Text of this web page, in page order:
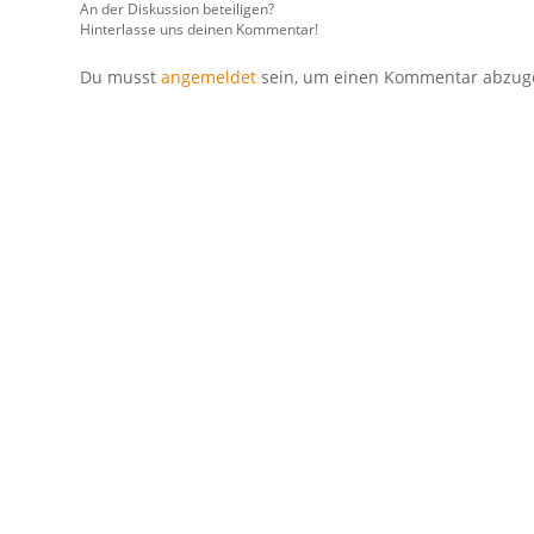
An der Diskussion beteiligen?
Hinterlasse uns deinen Kommentar!
Du musst angemeldet sein, um einen Kommentar